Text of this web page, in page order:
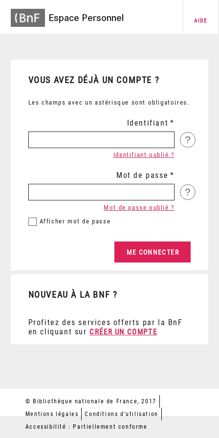
Espace Personnel AIDE
VOUS AVEZ DÉJÀ UN COMPTE ?
Les champs avec un astérisque sont obligatoires.
Identifiant
?
Identifiant oublié ?
Mot de passe
?
Afficher mot de passe
Mot de passe oublié ?
NOUVEAU À LA BNF ?
Profitez des services offerts par la BnF
en cliquant sur CRÉER UN COMPTE
© Bibliothèque nationale de France, 2017
Mentions légales
Conditions d'utilisation
Accessibilité : Partiellement conforme